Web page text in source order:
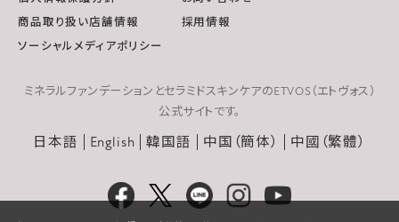
商品取り扱い店舗情報
採用情報
ソーシャルメディアポリシー
ミネラルファンデーションとセラミドスキンケアのETVOS（エトヴォス）
公式サイトです。
日本語 English 韓国語 中国（簡体） 中國（繁體）